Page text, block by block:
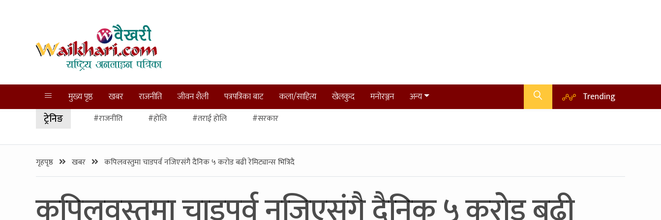
मुख्य पृष्ठ खबर राजनीति जीवन शैली पत्रपत्रिका बाट कला/साहित्य खेलकुद मनोरञ्जन अन्य Trending
ट्रेनिङ #राजनीति #होलि #तराई होलि #सरकार
गृहपृष्ठ खबर कपिलवस्तुमा चाडपर्व नजिएसंगै दैनिक ५ करोड बढी रेमिट्यान्स भित्रिदै